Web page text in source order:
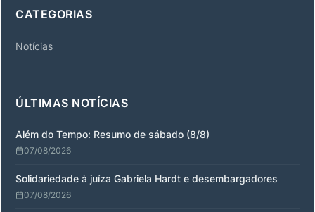
CATEGORIAS
Notícias
ÚLTIMAS NOTÍCIAS
Além do Tempo: Resumo de sábado (8/8)
07/08/2026
Solidariedade à juíza Gabriela Hardt e desembargadores
07/08/2026